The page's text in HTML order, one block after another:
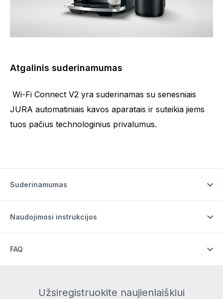
Atgalinis suderinamumas
Wi-Fi Connect V2 yra suderinamas su senesniais
JURA automatiniais kavos aparatais ir suteikia jiems
tuos pačius technologinius privalumus.
Suderinamumas
Naudojimosi instrukcijos
FAQ
Užsiregistruokite naujienlaiškiui